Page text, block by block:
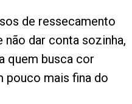
de ressecamento
não dar conta sozinha,
quem busca cor
pouco mais fina do